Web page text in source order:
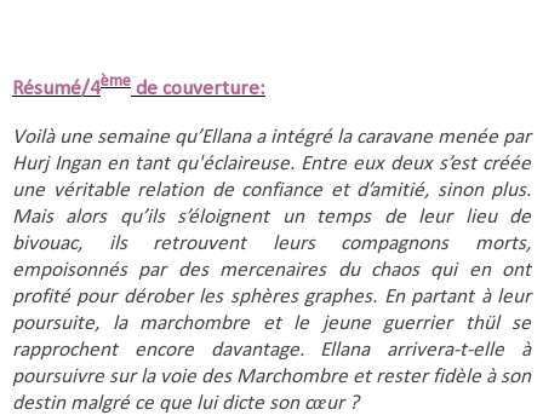
Résumé/4ème de couverture:
Voilà une semaine qu’Ellana a intégré la caravane menée par
Hurj Ingan en tant qu'éclaireuse. Entre eux deux s’est créée
une véritable relation de confiance et d’amitié, sinon plus.
Mais alors qu’ils s’éloignent un temps de leur lieu de
bivouac, ils retrouvent leurs compagnons morts,
empoisonnés par des mercenaires du chaos qui en ont
profité pour dérober les sphères graphes. En partant à leur
poursuite, la marchombre et le jeune guerrier thül se
rapprochent encore davantage. Ellana arrivera-t-elle à
poursuivre sur la voie des Marchombre et rester fidèle à son
destin malgré ce que lui dicte son cœur ?